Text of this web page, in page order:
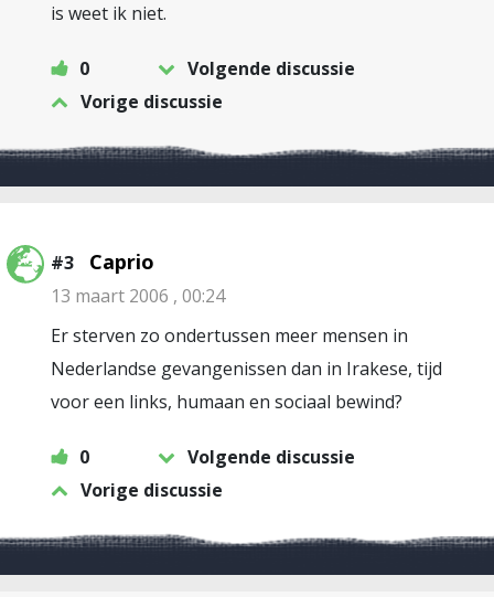
is weet ik niet.
0
Volgende discussie
Vorige discussie
#3 Caprio
13 maart 2006 , 00:24
Er sterven zo ondertussen meer mensen in
Nederlandse gevangenissen dan in Irakese, tijd
voor een links, humaan en sociaal bewind?
0
Volgende discussie
Vorige discussie